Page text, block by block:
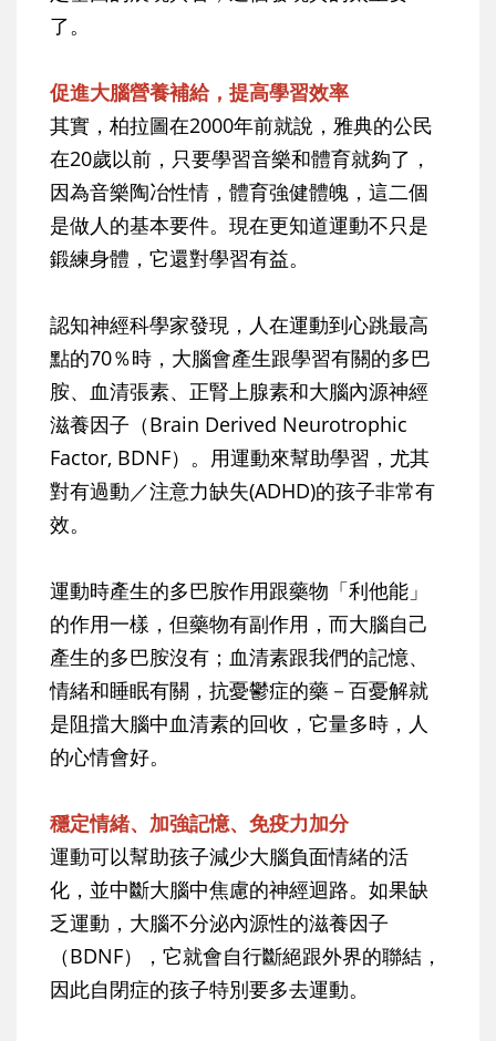
了。
促進大腦營養補給，提高學習效率
其實，柏拉圖在2000年前就說，雅典的公民
在20歲以前，只要學習音樂和體育就夠了，
因為音樂陶冶性情，體育強健體魄，這二個
是做人的基本要件。現在更知道運動不只是
鍛練身體，它還對學習有益。
認知神經科學家發現，人在運動到心跳最高
點的70％時，大腦會產生跟學習有關的多巴
胺、血清張素、正腎上腺素和大腦內源神經
滋養因子（Brain Derived Neurotrophic
Factor, BDNF）。用運動來幫助學習，尤其
對有過動／注意力缺失(ADHD)的孩子非常有
效。
運動時產生的多巴胺作用跟藥物「利他能」
的作用一樣，但藥物有副作用，而大腦自己
產生的多巴胺沒有；血清素跟我們的記憶、
情緒和睡眠有關，抗憂鬱症的藥－百憂解就
是阻擋大腦中血清素的回收，它量多時，人
的心情會好。
穩定情緒、加強記憶、免疫力加分
運動可以幫助孩子減少大腦負面情緒的活
化，並中斷大腦中焦慮的神經迴路。如果缺
乏運動，大腦不分泌內源性的滋養因子
（BDNF），它就會自行斷絕跟外界的聯結，
因此自閉症的孩子特別要多去運動。